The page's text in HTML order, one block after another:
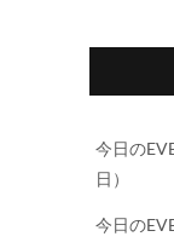
今日の
日）
今日の